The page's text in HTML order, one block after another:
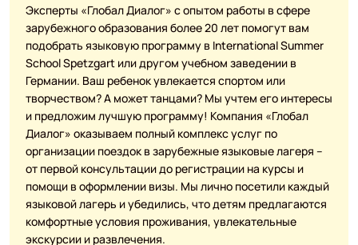
Эксперты «Глобал Диалог» с опытом работы в сфере
зарубежного образования более 20 лет помогут вам
подобрать языковую программу в International Summer
School Spetzgart или другом учебном заведении в
Германии. Ваш ребенок увлекается спортом или
творчеством? А может танцами? Мы учтем его интересы
и предложим лучшую программу! Компания «Глобал
Диалог» оказываем полный комплекс услуг по
организации поездок в зарубежные языковые лагеря –
от первой консультации до регистрации на курсы и
помощи в оформлении визы. Мы лично посетили каждый
языковой лагерь и убедились, что детям предлагаются
комфортные условия проживания, увлекательные
экскурсии и развлечения.